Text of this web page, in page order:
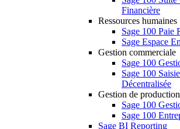
Financière
Ressources humaines
Sage 100 Paie
Sage Espace
Gestion commerciale
Sage 100
Sage 100
Décentralisée
Gestion de production
Sage 100
Sage 100
Sage BI Reporting